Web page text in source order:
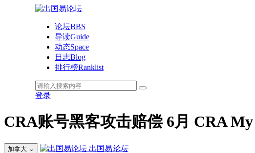
论坛BBS
导读Guide
动态Space
日志Blog
排行榜Ranklist
登录
CRA账号黑客攻击赔偿 6月 CRA
加拿大 ⌄ 出国易论坛